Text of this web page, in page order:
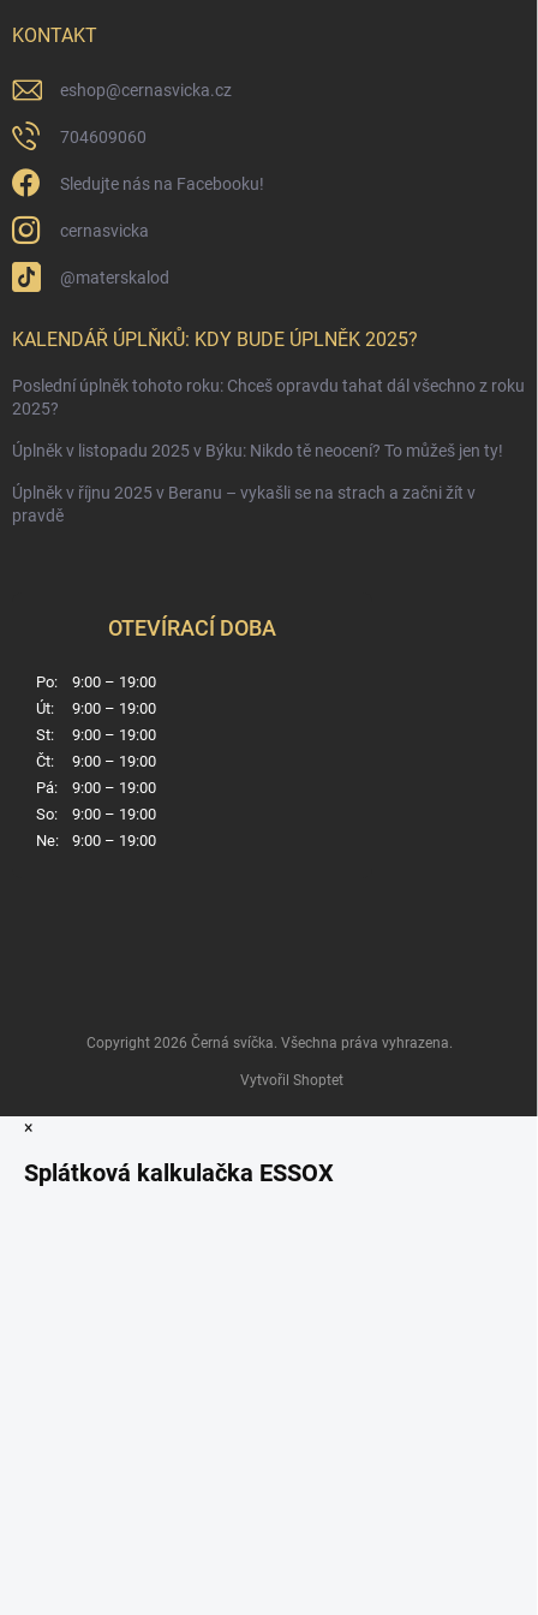
KONTAKT
eshop@cernasvicka.cz
704609060
Sledujte nás na Facebooku!
cernasvicka
@materskalod
KALENDÁŘ ÚPLŇKŮ: KDY BUDE ÚPLNĚK 2025?
Poslední úplněk tohoto roku: Chceš opravdu tahat dál všechno z roku
2025?
Úplněk v listopadu 2025 v Býku: Nikdo tě neocení? To můžeš jen ty!
Úplněk v říjnu 2025 v Beranu – vykašli se na strach a začni žít v
pravdě
OTEVÍRACÍ DOBA
Po:
9:00 – 19:00
Út:
9:00 – 19:00
St:
9:00 – 19:00
Čt:
9:00 – 19:00
Pá:
9:00 – 19:00
So:
9:00 – 19:00
Ne:
9:00 – 19:00
Vytvořil Shoptet
Copyright 2026 Černá svíčka. Všechna práva vyhrazena.
×
Splátková kalkulačka ESSOX